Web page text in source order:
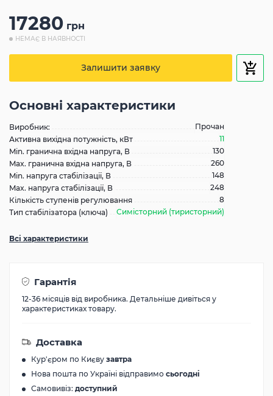
17280 грн
НЕМАЄ В НАЯВНОСТІ
Залишити заявку
Основні характеристики
Виробник:
Прочан
Активна вихідна потужність, кВт
11
Min. гранична вхідна напруга, В
130
Max. гранична вхідна напруга, В
260
Min. напруга стабілізації, В
148
Max. напруга стабілізації, В
248
Кількість ступенів регулювання
8
Тип стабілізатора (ключа)
Симісторний (тиристорний)
Всі характеристики
Гарантія
12-36 місяців від виробника. Детальніше дивіться у
характеристиках товару.
Доставка
Кур'єром по Києву завтра
Нова пошта по Україні відправимо сьогодні
Самовивіз: доступний